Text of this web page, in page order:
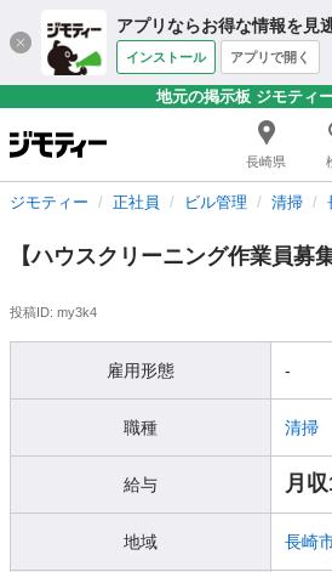
アプリならお得な情報を見
インストール アプリで開く
地元の掲示板 ジモティ
長崎県
ジモティー 正社員 ビル管理 清掃
【ハウスクリーニング作業員募集
投稿ID: my3k4
雇用形態 -
職種 清掃
給与 月
地域 長崎